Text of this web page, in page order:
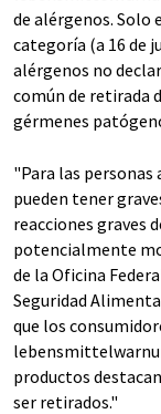
de alérgenos. Solo
categoría (a 16 de
alérgenos no
común de retirada
gérmenes
"Para las
pueden tener
reacciones graves
potencialmente
de la Oficina
Seguridad
que los
productos
ser retirados."